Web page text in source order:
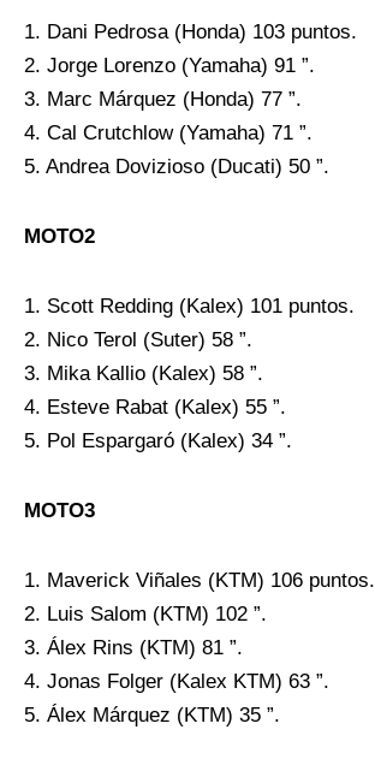
1. Dani Pedrosa (Honda) 103 puntos.
2. Jorge Lorenzo (Yamaha) 91 ”.
3. Marc Márquez (Honda) 77 ”.
4. Cal Crutchlow (Yamaha) 71 ”.
5. Andrea Dovizioso (Ducati) 50 ”.
MOTO2
1. Scott Redding (Kalex) 101 puntos.
2. Nico Terol (Suter) 58 ”.
3. Mika Kallio (Kalex) 58 ”.
4. Esteve Rabat (Kalex) 55 ”.
5. Pol Espargaró (Kalex) 34 ”.
MOTO3
1. Maverick Viñales (KTM) 106 puntos.
2. Luis Salom (KTM) 102 ”.
3. Álex Rins (KTM) 81 ”.
4. Jonas Folger (Kalex KTM) 63 ”.
5. Álex Márquez (KTM) 35 ”.